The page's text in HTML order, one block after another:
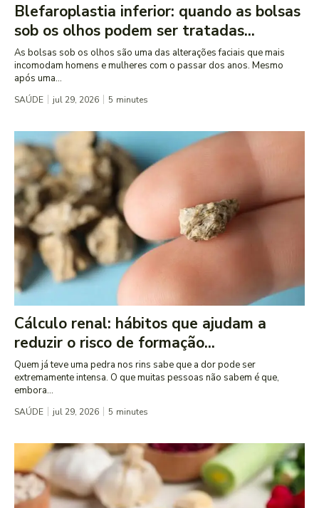
Blefaroplastia inferior: quando as bolsas
sob os olhos podem ser tratadas...
As bolsas sob os olhos são uma das alterações faciais que mais
incomodam homens e mulheres com o passar dos anos. Mesmo
após uma...
SAÚDE jul 29, 2026 5 minutes
Cálculo renal: hábitos que ajudam a
reduzir o risco de formação...
Quem já teve uma pedra nos rins sabe que a dor pode ser
extremamente intensa. O que muitas pessoas não sabem é que,
embora...
SAÚDE jul 29, 2026 5 minutes